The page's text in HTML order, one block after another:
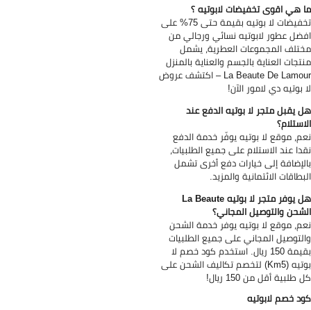
هي اقوى تخفيضات لابوتيه ؟
تخفيضات لا بوتيه بقيمة حتى 75% على
عطور لابوتيه نسائي ورجالي من
المجموعات العطرية، يشمل
العناية بالجسم والعناية بالمنزل
La Beaute De Lamour – اكتشف عروض
بوتيه دي لامور الآن!
يقبل متجر لا بوتيه الدفع عند
موقع لا بوتيه يوفّر خدمة الدفع
عند الاستلام على جميع الطلبيات،
إلى خيارات دفع أخرى تشمل
الائتمانية والمزيد.
هل يوفر متجر لا بوتيه La Beaute
والتوصيل المجاني؟
موقع لا بوتيه يوفر خدمة الشحن
المجاني على جميع الطلبيات
بقيمة 150 ريال. استخدم كود خصم لا
بوتيه (Km5) لتخصم تكاليف الشحن على
أقل من 150 ريال!
خصم لابوتيه